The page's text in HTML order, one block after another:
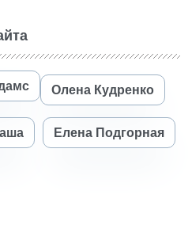
Олена Кудренко
Елена Подгорная